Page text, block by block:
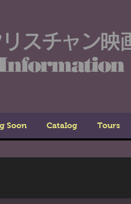
スチャン映
Soon CataIog Tours